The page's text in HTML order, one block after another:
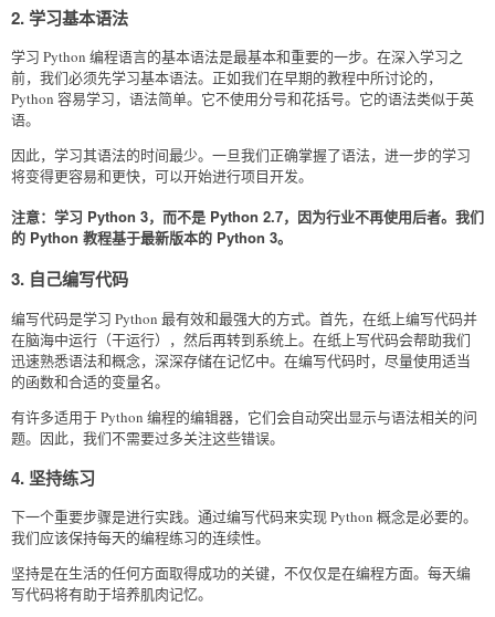
2. 学习基本语法
学习 Python 编程语言的基本语法是最基本和重要的一步。在深入学习之
前，我们必须先学习基本语法。正如我们在早期的教程中所讨论的，
Python 容易学习，语法简单。它不使用分号和花括号。它的语法类似于英
语。
因此，学习其语法的时间最少。一旦我们正确掌握了语法，进一步的学习
将变得更容易和更快，可以开始进行项目开发。
注意：学习 Python 3，而不是 Python 2.7，因为行业不再使用后者。我们
的 Python 教程基于最新版本的 Python 3。
3. 自己编写代码
编写代码是学习 Python 最有效和最强大的方式。首先，在纸上编写代码并
在脑海中运行（干运行），然后再转到系统上。在纸上写代码会帮助我们
迅速熟悉语法和概念，深深存储在记忆中。在编写代码时，尽量使用适当
的函数和合适的变量名。
有许多适用于 Python 编程的编辑器，它们会自动突出显示与语法相关的问
题。因此，我们不需要过多关注这些错误。
4. 坚持练习
下一个重要步骤是进行实践。通过编写代码来实现 Python 概念是必要的。
我们应该保持每天的编程练习的连续性。
坚持是在生活的任何方面取得成功的关键，不仅仅是在编程方面。每天编
写代码将有助于培养肌肉记忆。